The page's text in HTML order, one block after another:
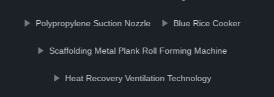
Polypropylene Suction Nozzle Blue Rice Cooker
Scaffolding Metal Plank Roll Forming Machine
Heat Recovery Ventilation Technology